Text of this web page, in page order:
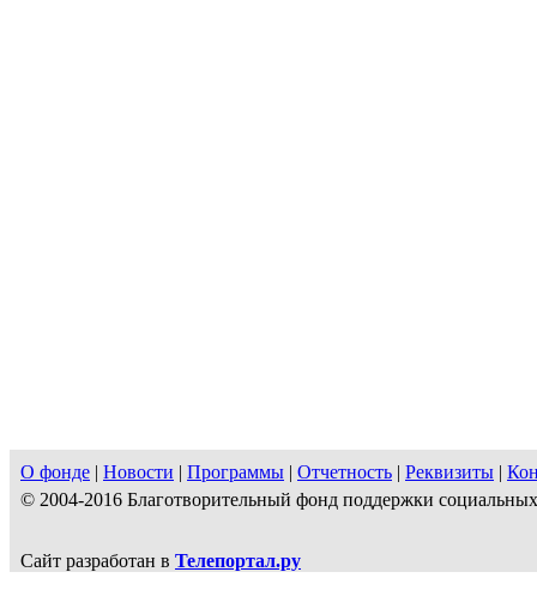
О фонде | Новости | Программы | Отчетность | Реквизиты |
© 2004-2016 Благотворительный фонд поддержки
Сайт разработан в Телепортал.ру